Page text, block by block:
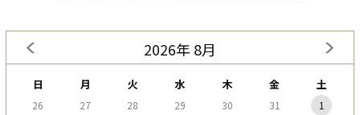
2026年 8月
日 月 火 水 木 金 土
26 27 28 29 30 31
1